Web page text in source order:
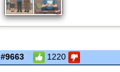
#9663 1220